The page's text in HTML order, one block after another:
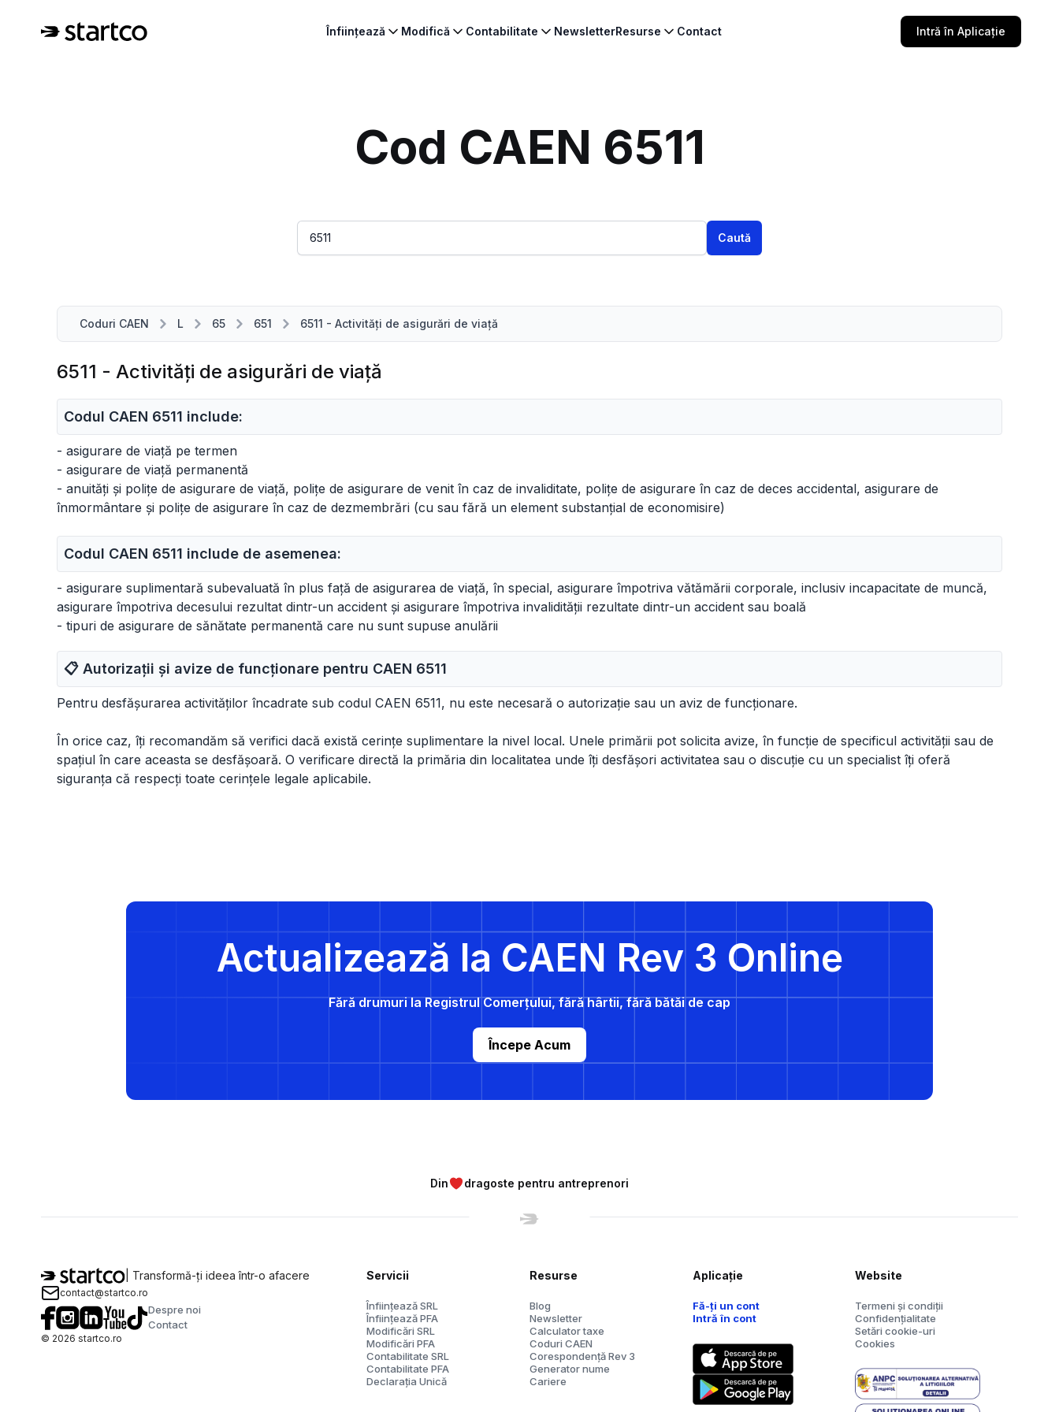
Înființează Modifică Contabilitate NewsletterResurse Contact Intră în Aplicație
Cod CAEN 6511
Caută
Coduri CAEN L 65 651 6511 - Activităţi de asigurări de viaţă
6511 - Activităţi de asigurări de viaţă
Codul CAEN 6511 include:
- asigurare de viață pe termen
- asigurare de viață permanentă
- anuități și polițe de asigurare de viață, polițe de asigurare de venit în caz de invaliditate, polițe de asigurare în caz de deces accidental, asigurare de
înmormântare și polițe de asigurare în caz de dezmembrări (cu sau fără un element substanțial de economisire)
Codul CAEN 6511 include de asemenea:
- asigurare suplimentară subevaluată în plus față de asigurarea de viață, în special, asigurare împotriva vătămării corporale, inclusiv incapacitate de muncă,
asigurare împotriva decesului rezultat dintr-un accident și asigurare împotriva invalidității rezultate dintr-un accident sau boală
- tipuri de asigurare de sănătate permanentă care nu sunt supuse anulării
📋 Autorizații și avize de funcționare pentru CAEN 6511
Pentru desfășurarea activităților încadrate sub codul CAEN 6511, nu este necesară o autorizație sau un aviz de funcționare.
În orice caz, îți recomandăm să verifici dacă există cerințe suplimentare la nivel local. Unele primării pot solicita avize, în funcție de specificul activității sau de
spațiul în care aceasta se desfășoară. O verificare directă la primăria din localitatea unde îți desfășori activitatea sau o discuție cu un specialist îți oferă
siguranța că respecți toate cerințele legale aplicabile.
Actualizează la CAEN Rev 3 Online
Fără drumuri la Registrul Comerțului, fără hârtii, fără bătăi de cap
Începe Acum
Din dragoste pentru antreprenori
| Transformă-ți ideea într-o afacere
contact@startco.ro
Despre noi
Contact
© 2026 startco.ro
Servicii
Înființează SRL
Înființează PFA
Modificări SRL
Modificări PFA
Contabilitate SRL
Contabilitate PFA
Declarația Unică
Resurse
Blog
Newsletter
Calculator taxe
Coduri CAEN
Corespondență Rev 3
Generator nume
Cariere
Aplicație
Fă-ți un cont
Intră în cont
Website
Termeni și condiții
Confidențialitate
Setări cookie-uri
Cookies